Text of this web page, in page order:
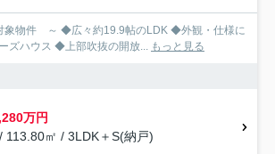
象物件 ～ ◆広々約19.9帖のLDK ◆外観・仕様に
ズハウス ◆上部吹抜の開放... もっと見る
万円
113.80㎡ / 3LDK＋S(納戸)